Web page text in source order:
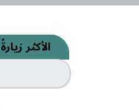
الأكثر زيارةً